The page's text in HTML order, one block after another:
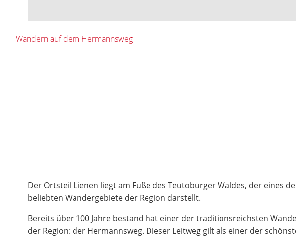
Wandern auf dem Hermannsweg
Der Ortsteil Lienen liegt am Fuße des Teutoburger Waldes, der eines
beliebten Wandergebiete der Region darstellt.
Bereits über 100 Jahre bestand hat einer der traditionsreichsten
der Region: der Hermannsweg. Dieser Leitweg gilt als einer der